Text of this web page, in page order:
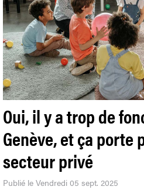
Oui, il y a trop de
Genève, et ça porte
secteur privé
Publié le Vendredi 05 sept. 2025